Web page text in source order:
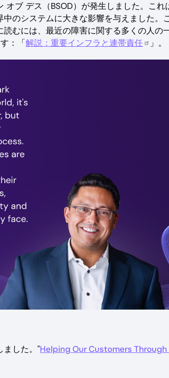
オブ デス（BSOD）が発生しました。これ
のシステムに大きな影響を与えました。
むには、最近の障害に関する多くの人の
：「解説：重要インフラと連帯責任 」。
ました。"Helping Our Customers